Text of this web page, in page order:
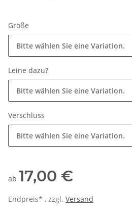
Größe
Bitte wählen Sie eine Variation.
Leine dazu?
Bitte wählen Sie eine Variation.
Verschluss
Bitte wählen Sie eine Variation.
ab 17,00 €
Endpreis* , zzgl. Versand